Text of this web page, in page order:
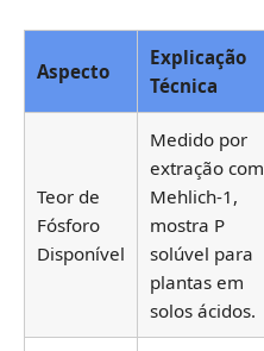
Aspecto
Explicação
Técnica
Teor de
Fósforo
Disponível
Medido por
extração com
Mehlich-1,
mostra P
solúvel para
plantas em
solos ácidos.